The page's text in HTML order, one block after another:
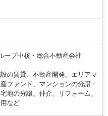
ープ中核・総合不動産会社
の賃貸、不動産開発、エリアマ
ファンド、マンションの分譲・
地の分譲、仲介、リフォーム、
など